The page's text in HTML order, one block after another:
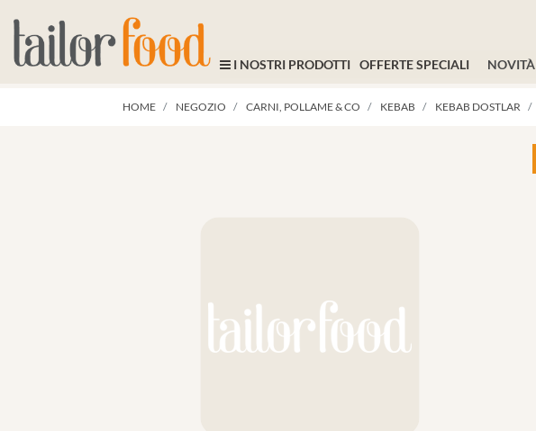
I NOSTRI PRODOTTI OFFERTE SPECIALI NOVITÀ
HOME NEGOZIO CARNI, POLLAME & CO KEBAB KEBAB DOSTLAR